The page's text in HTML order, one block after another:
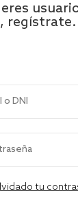
eres
regístrate.
tu